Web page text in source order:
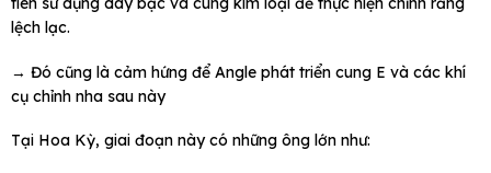
lệch lạc.
→ Đó cũng là cảm hứng để Angle phát triển cung E và các khí
cụ chỉnh nha sau này
Tại Hoa Kỳ, giai đoạn này có những ông lớn như: